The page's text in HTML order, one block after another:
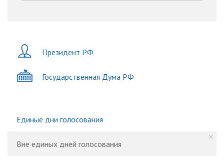
Президент РФ
Государственная Дума РФ
Единые дни голосования
Вне единых дней голосования